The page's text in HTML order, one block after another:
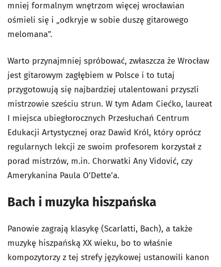
mniej formalnym wnętrzom więcej wrocławian
ośmieli się i „odkryje w sobie duszę gitarowego
melomana”.
Warto przynajmniej spróbować, zwłaszcza że Wrocław
jest gitarowym zagłębiem w Polsce i to tutaj
przygotowują się najbardziej utalentowani przyszli
mistrzowie sześciu strun. W tym Adam Ciećko, laureat
I miejsca ubiegłorocznych Przesłuchań Centrum
Edukacji Artystycznej oraz Dawid Król, który oprócz
regularnych lekcji ze swoim profesorem korzystał z
porad mistrzów, m.in. Chorwatki Any Vidović, czy
Amerykanina Paula O’Dette’a.
Bach i muzyka hiszpańska
Panowie zagrają klasykę (Scarlatti, Bach), a także
muzykę hiszpańską XX wieku, bo to właśnie
kompozytorzy z tej strefy językowej ustanowili kanon